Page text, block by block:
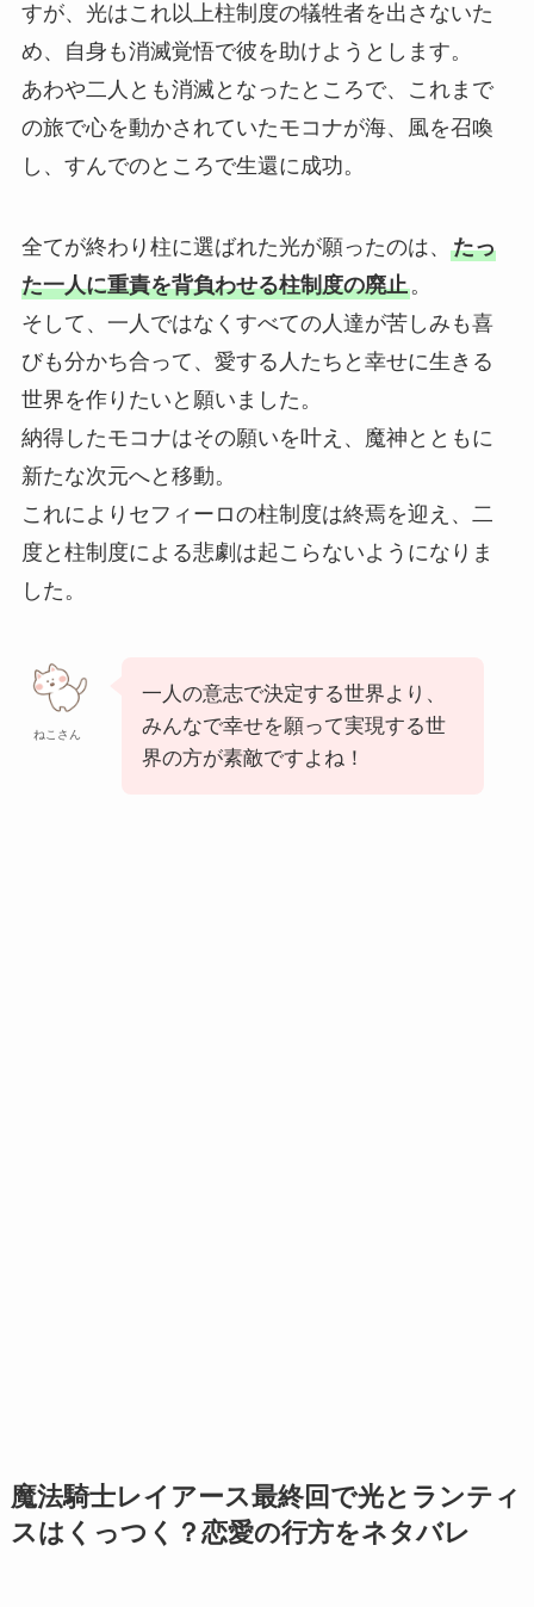
すが、光はこれ以上柱制度の犠牲者を出さないた
め、自身も消滅覚悟で彼を助けようとします。
あわや二人とも消滅となったところで、これまで
の旅で心を動かされていたモコナが海、風を召喚
し、すんでのところで生還に成功。
全てが終わり柱に選ばれた光が願ったのは、 たっ
た一人に重責を背負わせる柱制度の廃止。
そして、一人ではなくすべての人達が苦しみも喜
びも分かち合って、愛する人たちと幸せに生きる
世界を作りたいと願いました。
納得したモコナはその願いを叶え、魔神とともに
新たな次元へと移動。
これによりセフィーロの柱制度は終焉を迎え、二
度と柱制度による悲劇は起こらないようになりま
した。
ねこさん
一人の意志で決定する世界より、
みんなで幸せを願って実現する世
界の方が素敵ですよね！
魔法騎士レイアース最終回で光とランティ
スはくっつく？恋愛の行方をネタバレ